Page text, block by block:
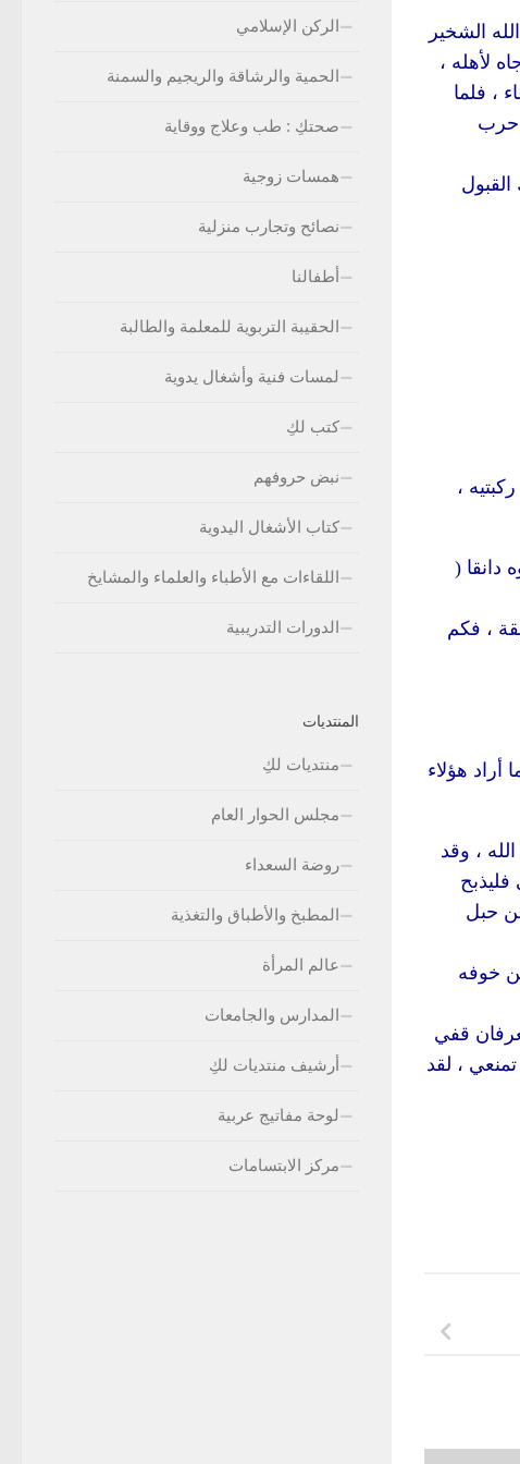
الشخير
لأهله ،
، فلما
حرب
،
دانقا (
، فكم
هؤلاء
، وقد
حبل
خوفه
قفي
، لقد
الركن الإسلامي
الحمية والرشاقة والريجيم والسمنة
صحتكِ : طب وعلاج ووقاية
همسات زوجية
نصائح وتجارب منزلية
أطفالنا
الحقيبة التربوية للمعلمة والطالبة
لمسات فنية وأشغال يدوية
كتب لكِ
نبض حروفهم
كتاب الأشغال اليدوية
اللقاءات مع الأطباء والعلماء والمشايخ
الدورات التدريبية
المنتديات
منتديات لكِ
مجلس الحوار العام
روضة السعداء
المطبخ والأطباق والتغذية
عالم المرأة
المدارس والجامعات
أرشيف منتديات لكِ
لوحة مفاتيج عربية
مركز الابتسامات